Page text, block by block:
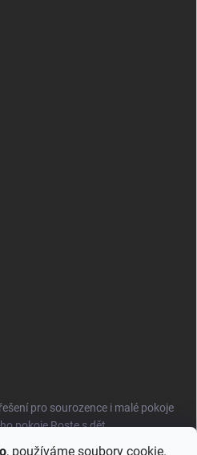
, používáme soubory cookie.
pro sourozence i malé pokoje
pokoje Roste s dět...